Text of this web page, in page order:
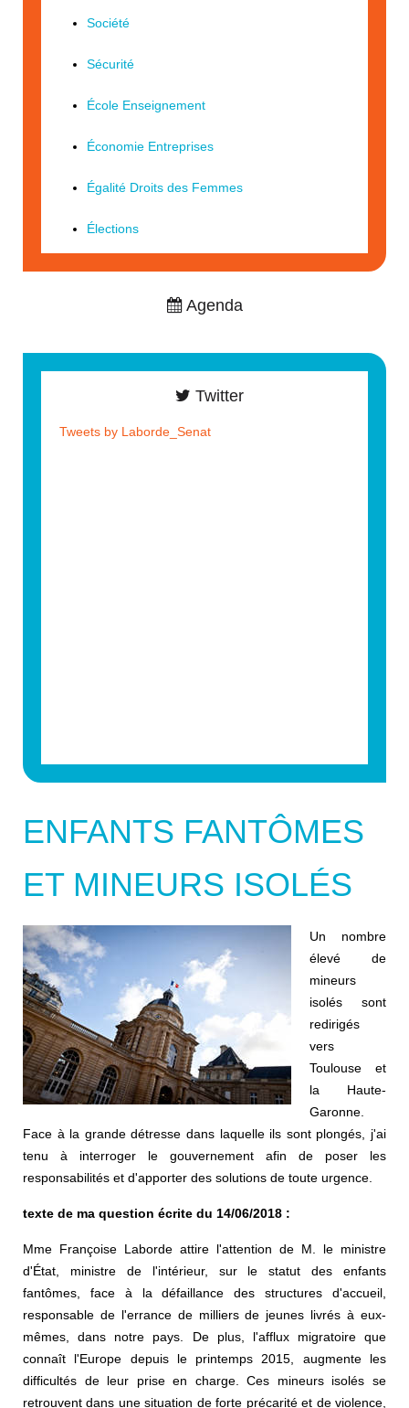
ENFANTS FANTÔMES
ET MINEURS ISOLÉS
Un nombre
élevé de
mineurs
isolés sont
redirigés
vers
Toulouse et
la Haute-
Garonne.
Face à la grande détresse dans laquelle ils sont plongés, j'ai
tenu à interroger le gouvernement afin de poser les
responsabilités et d'apporter des solutions de toute urgence.
texte de ma question écrite du 14/06/2018 :
Mme Françoise Laborde attire l'attention de M. le ministre
d'État, ministre de l'intérieur, sur le statut des enfants
fantômes, face à la défaillance des structures d'accueil,
responsable de l'errance de milliers de jeunes livrés à eux-
mêmes, dans notre pays. De plus, l'afflux migratoire que
connaît l'Europe depuis le printemps 2015, augmente les
difficultés de leur prise en charge. Ces mineurs isolés se
retrouvent dans une situation de forte précarité et de violence,
Société
Sécurité
École Enseignement
Économie Entreprises
Égalité Droits des Femmes
Élections
Agenda
Twitter
Tweets by Laborde_Senat